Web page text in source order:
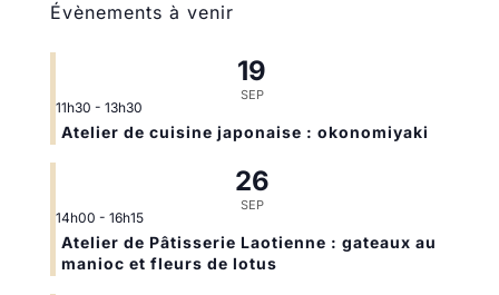
Évènements à venir
19
SEP
11h30 - 13h30
Atelier de cuisine japonaise : okonomiyaki
26
SEP
14h00 - 16h15
Atelier de Pâtisserie Laotienne : gateaux au
manioc et fleurs de lotus